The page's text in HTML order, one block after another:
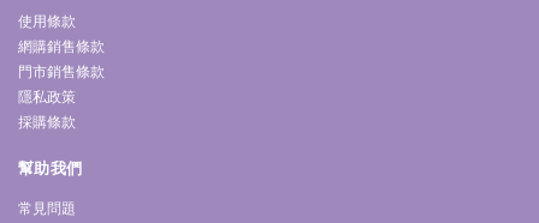
使用條款
網購銷售條款
門市銷售條款
隱私政策
採購條款
幫助我們
常見問題